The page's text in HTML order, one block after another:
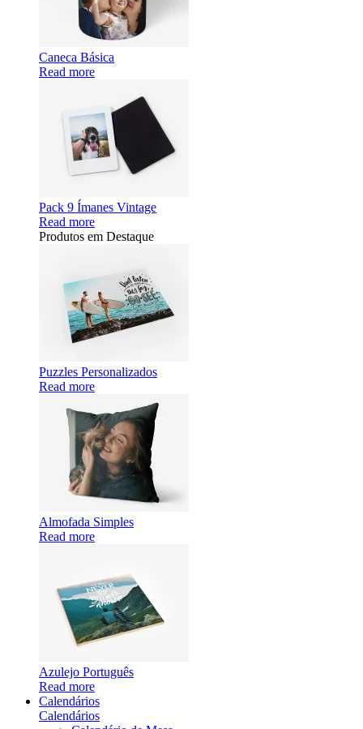
Caneca Básica
Read more
Pack 9 Ímanes Vintage
Read more
Produtos em Destaque
Puzzles Personalizados
Read more
Almofada Simples
Read more
Azulejo Português
Read more
Calendários
Calendários